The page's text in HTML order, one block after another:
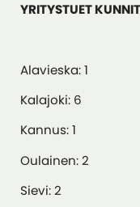
YRITYSTUET
Alavieska: 1
Kalajoki: 6
Kannus: 1
Oulainen: 2
Sievi: 2